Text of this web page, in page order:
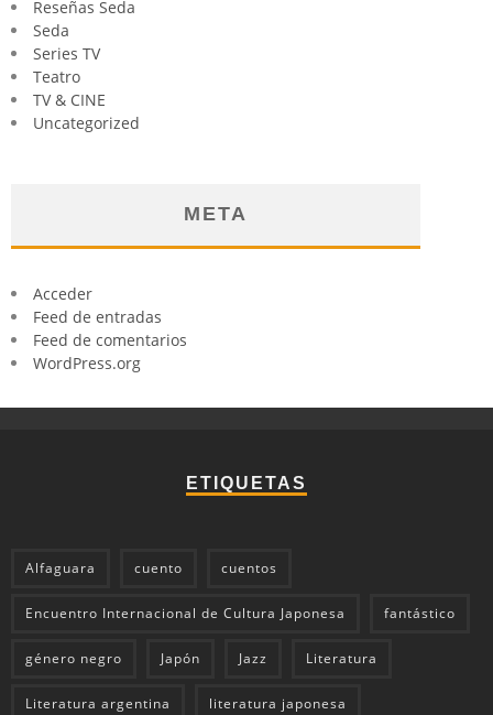
Reseñas Seda
Seda
Series TV
Teatro
TV & CINE
Uncategorized
META
Acceder
Feed de entradas
Feed de comentarios
WordPress.org
ETIQUETAS
Alfaguara cuento cuentos
Encuentro Internacional de Cultura Japonesa fantástico
género negro Japón Jazz Literatura
Literatura argentina literatura japonesa